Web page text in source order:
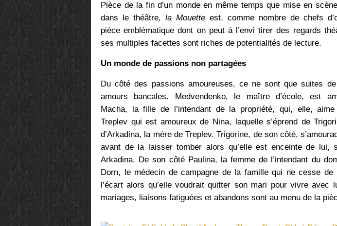
Pièce de la fin d’un monde en même temps que mise en
dans le théâtre, la Mouette est, comme nombre de chefs
pièce emblématique dont on peut à l’envi tirer des regards
ses multiples facettes sont riches de potentialités de lecture.
Un monde de passions non partagées
Du côté des passions amoureuses, ce ne sont que suites
amours bancales. Medvendenko, le maître d’école, est
Macha, la fille de l’intendant de la propriété, qui, elle, aime
Treplev qui est amoureux de Nina, laquelle s’éprend de
d’Arkadina, la mère de Treplev. Trigorine, de son côté,
avant de la laisser tomber alors qu’elle est enceinte de lui,
Arkadina. De son côté Paulina, la femme de l’intendant du
Dorn, le médecin de campagne de la famille qui ne cesse de
l’écart alors qu’elle voudrait quitter son mari pour vivre avec
mariages, liaisons fatiguées et abandons sont au menu de la